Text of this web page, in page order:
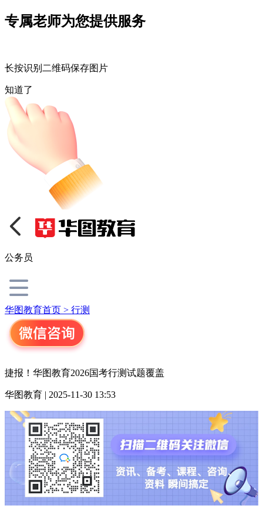
专属老师为您提供服务
长按识别二维码保存图片
知道了
公务员
华图教育首页 > 行测
捷报！华图教育2026国考行测试题覆盖
华图教育 | 2025-11-30 13:53